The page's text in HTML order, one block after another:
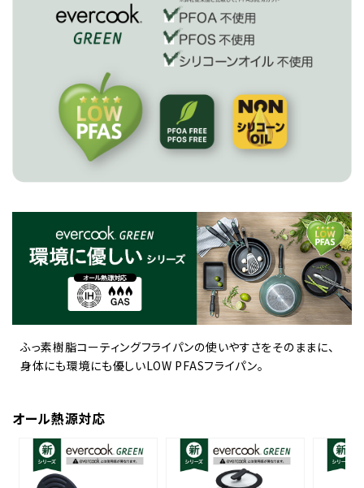
ふっ素樹脂コーティングフライパンの使いやすさをそのままに、
身体にも環境にも優しいLOW PFASフライパン。
オール熱源対応